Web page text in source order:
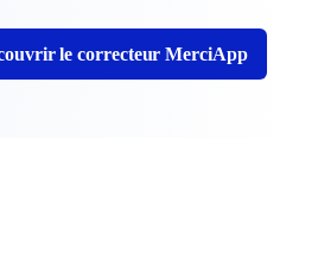
le correcteur MerciApp